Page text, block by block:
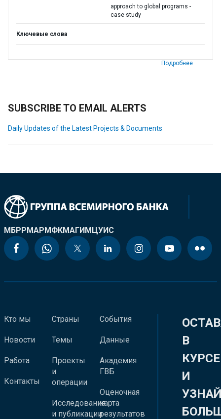
approach to global programs -
case study
Ключевые слова
Подробнее
SUBSCRIBE TO EMAIL ALERTS
Daily Updates of the Latest Projects & Documents
МБРРМАРМФКМАГИМЦУИС
Кто мы
Новости
Работа
Контакты
Страны
Темы
Проекты
и
операции
Исследования
и публикации
События
Данные
Академия
ГВБ
Оценочная
карта
результатов
В
КУРСЕ
И